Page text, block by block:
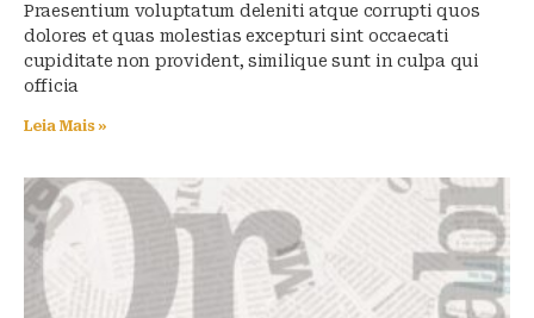
Praesentium voluptatum deleniti atque corrupti quos
dolores et quas molestias excepturi sint occaecati
cupiditate non provident, similique sunt in culpa qui
officia
Leia Mais »